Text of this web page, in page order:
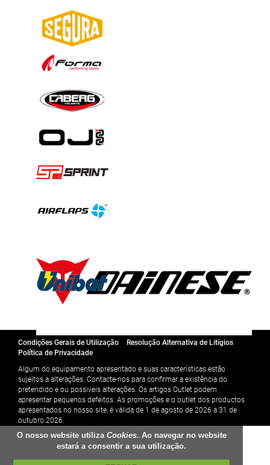
Condições Gerais de Utilização
Resolução Alternativa de Litígios
Política de Privacidade
Algum do equipamento apresentado e suas características estão
sujeitos a alterações. Contacte-nos para confirmar a existência do
pretendido e ou possiveis alterações. Os artigos Outlet podem
apresentar pequenos defeitos. As promoções e o outlet dos productos
apresentados no nosso site, é válida de 1 de agosto de 2026 a 31 de
outubro 2026.
O nosso website utiliza Cookies. Ao navegar no website
estará a consentir a sua utilização.